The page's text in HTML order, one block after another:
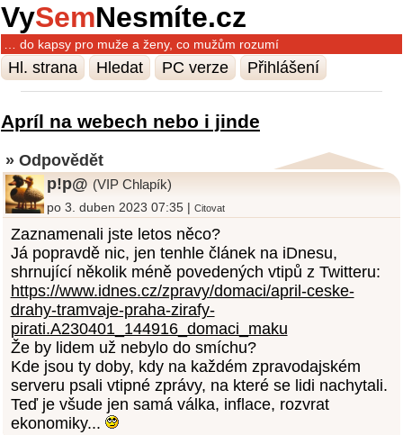
VySemNesmíte.cz
… do kapsy pro muže a ženy, co mužům rozumí
Hl. strana Hledat PC verze Přihlášení
Apríl na webech nebo i jinde
» Odpovědět
p!p@ (VIP Chlapík)
po 3. duben 2023 07:35 |Citovat
Zaznamenali jste letos něco?
Já popravdě nic, jen tenhle článek na iDnesu,
shrnující několik méně povedených vtipů z Twitteru:
https://www.idnes.cz/zpravy/domaci/april-ceske-
drahy-tramvaje-praha-zirafy-
pirati.A230401_144916_domaci_maku
Že by lidem už nebylo do smíchu?
Kde jsou ty doby, kdy na každém zpravodajském
serveru psali vtipné zprávy, na které se lidi nachytali.
Teď je všude jen samá válka, inflace, rozvrat
ekonomiky...